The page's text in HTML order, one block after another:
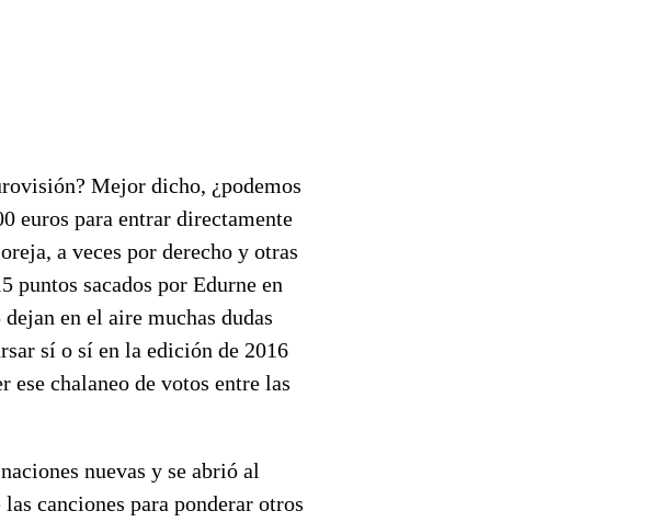
Mejor dicho, ¿podemos
euros para entrar directamente
a veces por derecho y otras
puntos sacados por Edurne en
en el aire muchas dudas
sí o sí en la edición de 2016
ese chalaneo de votos entre las
nuevas y se abrió al
canciones para ponderar otros